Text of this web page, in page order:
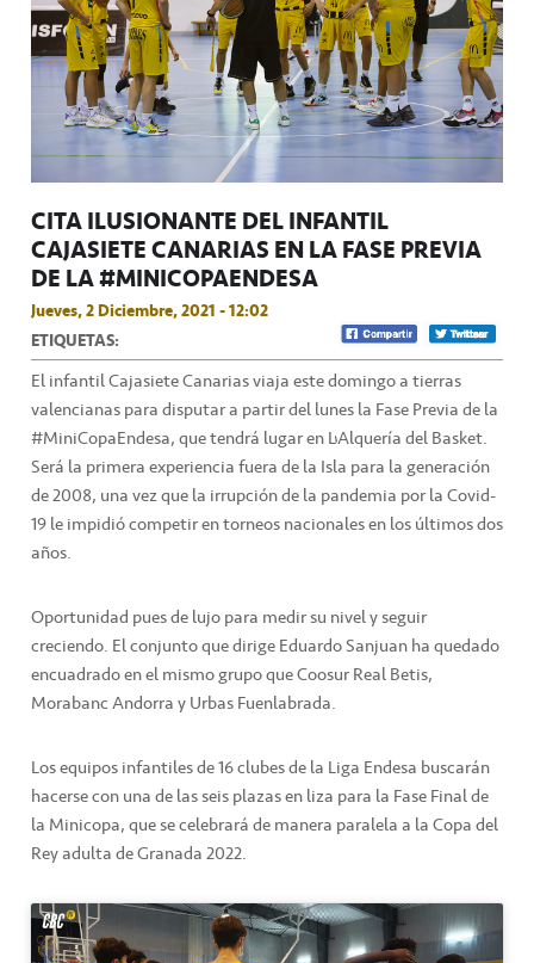
CITA ILUSIONANTE DEL INFANTIL
CAJASIETE CANARIAS EN LA FASE PREVIA
DE LA #MINICOPAENDESA
Jueves, 2 Diciembre, 2021 - 12:02
ETIQUETAS:
El infantil Cajasiete Canarias viaja este domingo a tierras
valencianas para disputar a partir del lunes la Fase Previa de la
#MiniCopaEndesa, que tendrá lugar en L’Alquería del Basket.
Será la primera experiencia fuera de la Isla para la generación
de 2008, una vez que la irrupción de la pandemia por la Covid-
19 le impidió competir en torneos nacionales en los últimos dos
años.
Oportunidad pues de lujo para medir su nivel y seguir
creciendo. El conjunto que dirige Eduardo Sanjuan ha quedado
encuadrado en el mismo grupo que Coosur Real Betis,
Morabanc Andorra y Urbas Fuenlabrada.
Los equipos infantiles de 16 clubes de la Liga Endesa buscarán
hacerse con una de las seis plazas en liza para la Fase Final de
la Minicopa, que se celebrará de manera paralela a la Copa del
Rey adulta de Granada 2022.